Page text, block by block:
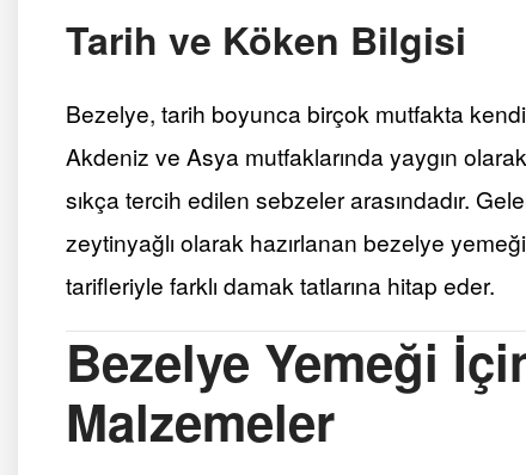
Tarih ve Köken Bilgisi
Bezelye, tarih boyunca birçok mutfakta
Akdeniz ve Asya mutfaklarında yaygın
sıkça tercih edilen sebzeler arasındadır.
zeytinyağlı olarak hazırlanan bezelye
tarifleriyle farklı damak tatlarına hitap eder.
Bezelye Yemeği
Malzemeler